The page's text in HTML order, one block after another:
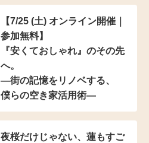
【7/25 (土) オンライン開催｜
参加無料】
『安くておしゃれ』のその先
へ。
―街の記憶をリノベする、
僕らの空き家活用術―
夜桜だけじゃない、蓮もすご